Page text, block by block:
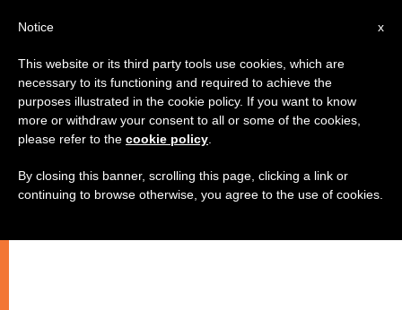
x
Notice
This website or its third party tools use cookies, which are
necessary to its functioning and required to achieve the
purposes illustrated in the cookie policy. If you want to know
more or withdraw your consent to all or some of the cookies,
please refer to the cookie policy
By closing this banner, scrolling this page, clicking a link or
continuing to browse otherwise, you agree to the use of cookies.